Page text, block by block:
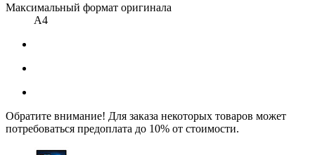
Максимальный формат оригинала
А4
Обратите внимание! Для заказа некоторых товаров может
потребоваться предоплата до 10% от стоимости.